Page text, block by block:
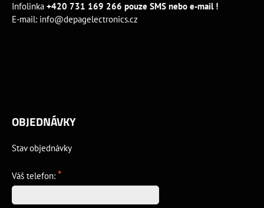
Infolinka +420 731 169 266 pouze SMS nebo e-mail !
E-mail: info@depagelectronics.cz
OBJEDNÁVKY
Stav objednávky
Váš telefon: *